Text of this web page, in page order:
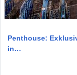
Penthouse:
in…